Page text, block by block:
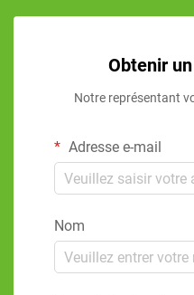
Obtenir
Notre représentant
Adresse e-mail
Nom